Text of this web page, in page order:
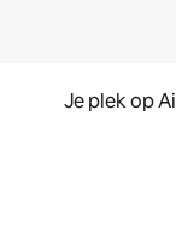
Je plek op